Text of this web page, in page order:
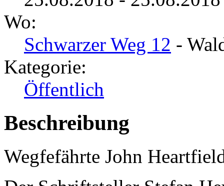
Wo:
Schwarzer Weg 12 -
Kategorie:
Öffentlich
Beschreibung
Wegfefährte John